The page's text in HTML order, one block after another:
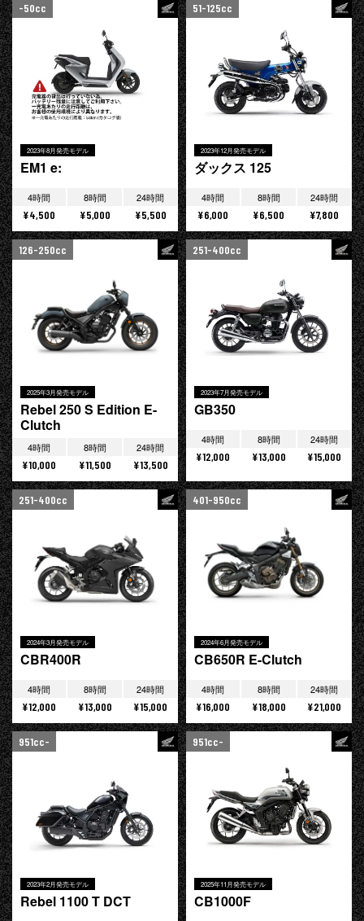
-50cc
2023年8月発売モデル
EM1 e:
4時間
¥4,500
8時間
¥5,000
24時間
¥5,500
51-125cc
2023年12月発売モデル
ダックス 125
4時間
¥6,000
8時間
¥6,500
24時間
¥7,800
126-250cc
2025年3月発売モデル
Rebel 250 S Edition E-
Clutch
4時間
¥10,000
8時間
¥11,500
24時間
¥13,500
251-400cc
2023年7月発売モデル
GB350
4時間
¥12,000
8時間
¥13,000
24時間
¥15,000
251-400cc
2024年3月発売モデル
CBR400R
4時間
¥12,000
8時間
¥13,000
24時間
¥15,000
401-950cc
2024年6月発売モデル
CB650R E-Clutch
4時間
¥16,000
8時間
¥18,000
24時間
¥21,000
951cc-
2023年2月発売モデル
Rebel 1100 T DCT
951cc-
2025年11月発売モデル
CB1000F